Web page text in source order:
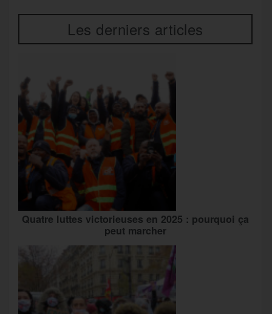
Les derniers articles
Quatre luttes victorieuses en 2025 : pourquoi ça
peut marcher